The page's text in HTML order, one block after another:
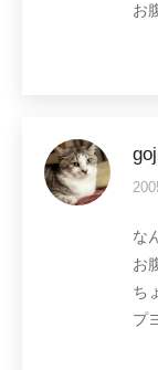
お
な
お
ち
プ